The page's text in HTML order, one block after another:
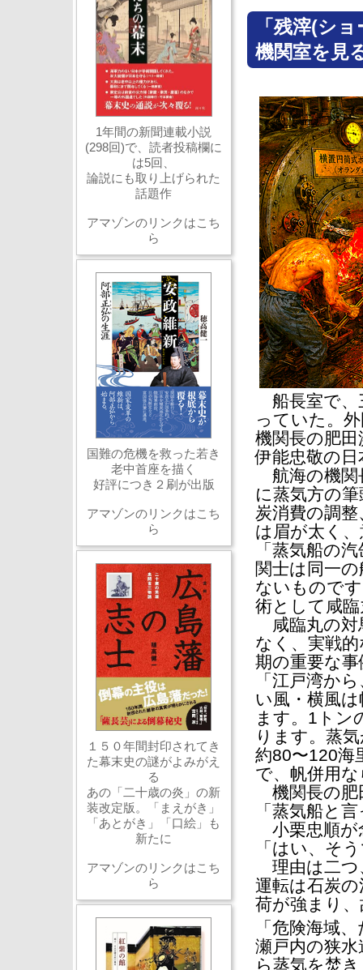
「残滓(シ
機関室を見
船長室で、
っていた。
機関長の肥
伊能忠敬の
航海の機関
に蒸気方の
炭消費の調
は眉が太く
「蒸気船の
関士は同一
ないもので
術として咸
咸臨丸の対
なく、実戦
期の重要な
「江戸湾か
い風・横風
ます。1トン
ります。蒸
約80〜120海
で、帆併用
機関長の肥
「蒸気船と
小栗忠順が
「はい、そ
理由は二つ
運転は石炭
荷が強まり
「危険海域
瀬戸内の狭
ら蒸気を焚
1年間の新聞連載小説
(298回)で、読者投稿欄に
は5回、
論説にも取り上げられた
話題作
アマゾンのリンクはこち
ら
国難の危機を救った若き
老中首座を描く
好評につき２刷が出版
アマゾンのリンクはこち
ら
１５０年間封印されてき
た幕末史の謎がよみがえ
る
あの「二十歳の炎」の新
装改定版。「まえがき」
「あとがき」「口絵」も
新たに
アマゾンのリンクはこち
ら